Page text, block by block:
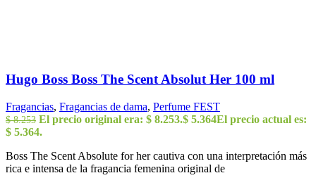
Hugo Boss Boss The Scent Absolut Her 100 ml
Fragancias, Fragancias de dama, Perfume FEST
$8.253 El precio original era: $ 8.253.$ 5.364El precio actual es:
$ 5.364.
Boss The Scent Absolute for her cautiva con una interpretación más
rica e intensa de la fragancia femenina original de